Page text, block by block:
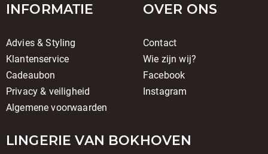
INFORMATIE
Advies & Styling
Klantenservice
Cadeaubon
Privacy & veiligheid
Algemene voorwaarden
OVER ONS
Contact
Wie zijn wij?
Facebook
Instagram
LINGERIE VAN BOKHOVEN